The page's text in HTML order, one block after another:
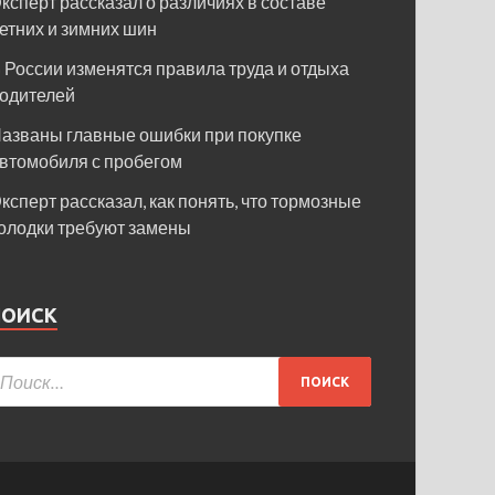
и зимних шин
России изменятся правила труда и отдыха
главные ошибки при покупке
с пробегом
рассказал, как понять, что тормозные
требуют замены